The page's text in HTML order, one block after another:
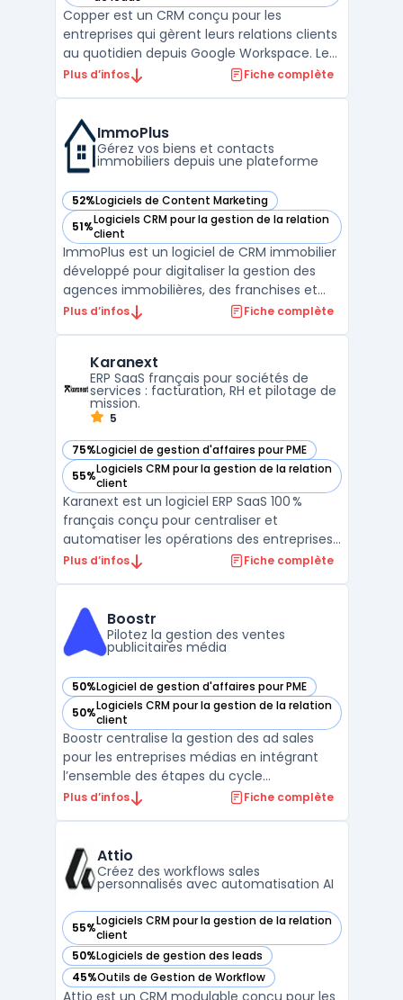
Copper est un CRM conçu pour les
entreprises qui gèrent leurs relations clients
au quotidien depuis Google Workspace. Les
équipes qui travaillent sur Gmail, Calendar
d’informations entre différents outils.
Copper permet la cen ...
Plus d’infos Fiche complète
ImmoPlus
Gérez vos biens et contacts
immobiliers depuis une plateforme
52%Logiciels de Content Marketing
— voir ImmoPlus dans cette catégorie
51%Logiciels CRM pour la gestion de la relation
client
— voir ImmoPlus dans cette catégorie
ImmoPlus est un logiciel de CRM immobilier
développé pour digitaliser la gestion des
agences immobilières, des franchises et
des agents autonomes. Ce service
contacts, agenda, communications et
publication d’annonces. Le ...
Plus d’infos Fiche complète
Karanext
ERP SaaS français pour sociétés de
services : facturation, RH et pilotage de
mission.
5
75%Logiciel de gestion d'affaires pour PME
— voir Karanext dans cette catégorie
55%Logiciels CRM pour la gestion de la relation
client
— voir Karanext dans cette catégorie
Karanext est un logiciel ERP SaaS 100 %
français conçu pour centraliser et
automatiser les opérations des entreprises
de services. Les équipes d’ESN, bureaux
l’ensemble de leurs processus : gestion
commerciale, organ ...
Plus d’infos Fiche complète
Boostr
Pilotez la gestion des ventes
publicitaires média
50%Logiciel de gestion d'affaires pour PME
— voir Boostr dans cette catégorie
50%Logiciels CRM pour la gestion de la relation
client
— voir Boostr dans cette catégorie
Boostr centralise la gestion des ad sales
pour les entreprises médias en intégrant
l’ensemble des étapes du cycle
commercial et opérationnel. Les équipes de
et modules de commission, augmentant
les points de saisi ...
Plus d’infos Fiche complète
Attio
Créez des workflows sales
personnalisés avec automatisation AI
55%Logiciels CRM pour la gestion de la relation
client
— voir Attio dans cette catégorie
50%Logiciels de gestion des leads
— voir Attio dans cette catégorie
45%Outils de Gestion de Workflow
— voir Attio dans cette catégorie
Attio est un CRM modulable conçu pour les